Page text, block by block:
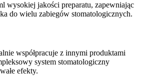
wysokiej jakości preparatu, zapewniając
do wielu zabiegów stomatologicznych.
współpracuje z innymi produktami
system stomatologiczny
efekty.